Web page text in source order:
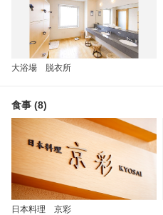
大浴場 脱衣所
食事 (8)
日本料理 京彩